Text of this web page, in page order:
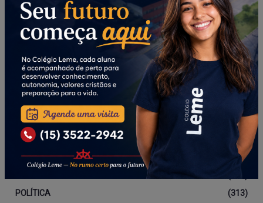
Categorias
DESTAQUE
(766)
POLÍTICA
(313)